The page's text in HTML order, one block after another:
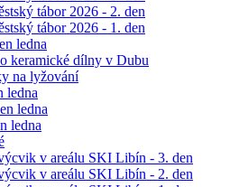
tábor 2026 - 2. den
tábor 2026 - 1. den
ledna
keramické dílny v Dubu
na lyžování
ledna
ledna
ledna
v areálu SKI Libín - 3. den
v areálu SKI Libín - 2. den